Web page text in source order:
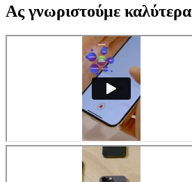
Ας γνωριστούμε καλύτερα